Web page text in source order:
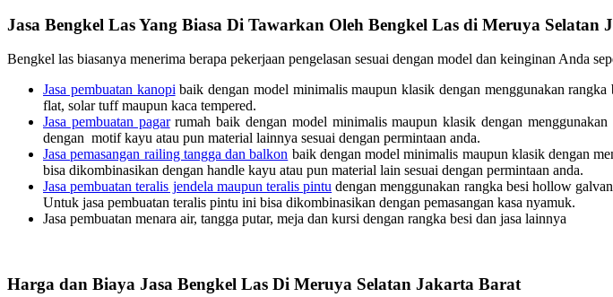
Jasa Bengkel Las Yang Biasa Di Tawarkan Oleh Bengkel Las di Meruya Selatan
Bengkel las biasanya menerima berapa pekerjaan pengelasan sesuai dengan model dan keinginan Anda
Jasa pembuatan kanopi baik dengan model minimalis maupun klasik dengan menggunakan
flat, solar tuff maupun kaca tempered.
Jasa pembuatan pagarrumah baik dengan model minimalis maupun klasik dengan
dengan motif kayu atau pun material lainnya sesuai dengan permintaan anda.
Jasa pemasangan railing tangga dan balkon baik dengan model minimalis maupun klasik dengan
bisa dikombinasikan dengan handle kayu atau pun material lain sesuai dengan permintaan anda.
Jasa pembuatan teralis jendela maupun teralis pintu dengan menggunakan rangka besi hollow
Untuk jasa pembuatan teralis pintu ini bisa dikombinasikan dengan pemasangan kasa nyamuk.
Jasa pembuatan menara air, tangga putar, meja dan kursi dengan rangka besi dan jasa lainnya
Harga dan Biaya Jasa Bengkel Las Di Meruya Selatan Jakarta Barat